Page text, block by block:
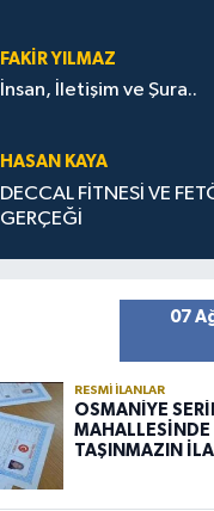
FAKIR YILMAZ
İnsan, İletişim ve Şura..
HASAN KAYA
DECCAL FİTNESİ VE
GERÇEĞİ
07
RESMI İLANLAR
OSMANİYE
MAHALLESİNDE
TAŞINMAZIN